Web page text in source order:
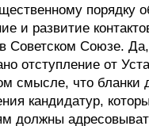
порядку
и развитие
Советском Союзе.
отступление от
смысле, что бланки
кандидатур,
должны